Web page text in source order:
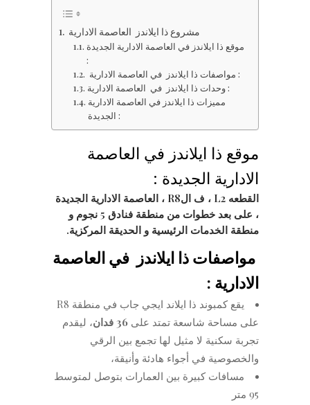
موقع ذا ايلاندز في العاصمة الادارية الجديدة
:
مواصفات ذا ايلاندز في العاصمة الادارية :
وحدات ذا ايلاندز في العاصمة الادارية :
مميزات ذا ايلاندز في العاصمة الادارية
الجديدة :
موقع ذا ايلاندز في العاصمة
الادارية الجديدة :
القطعه L2 ، ف الR8 ، العاصمة الادارية الجديدة
، على بعد خطوات من منطقة فنادق 5 نجوم و
منطقة الخدمات الرئيسية و الحديقة المركزية.
مواصفات ذا ايلاندز في العاصمة
الادارية :
يقع كمبوند ذا ايلاند ايجي جاب في منطقة R8
على مساحة شاسعة تمتد على 36 فدان
، ليقدم
تجربة سكنية لا مثيل لها تجمع بين الرقي
والخصوصية في أجواء هادئة وأنيقة،
⁠مسافات كبيرة بين العمارات بتوصل لمتوسط
95 متر